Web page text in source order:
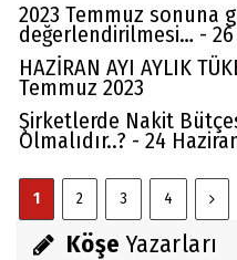
2023 Temmuz sonuna
değerlendirilmesi… - 26
HAZİRAN AYI AYLIK
Temmuz 2023
Şirketlerde Nakit
Olmalıdır..? - 24
1 2 3 4
Köşe Yazarları
Mert
Alt yapıya
AV. MÜSLÜM
Savaşın
Öder